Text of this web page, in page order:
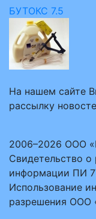
БУТОКС 7.5
На нашем сайте
рассылку
2006–2026 ООО
Свидетельство о
информации ПИ
Использование
разрешения ООО